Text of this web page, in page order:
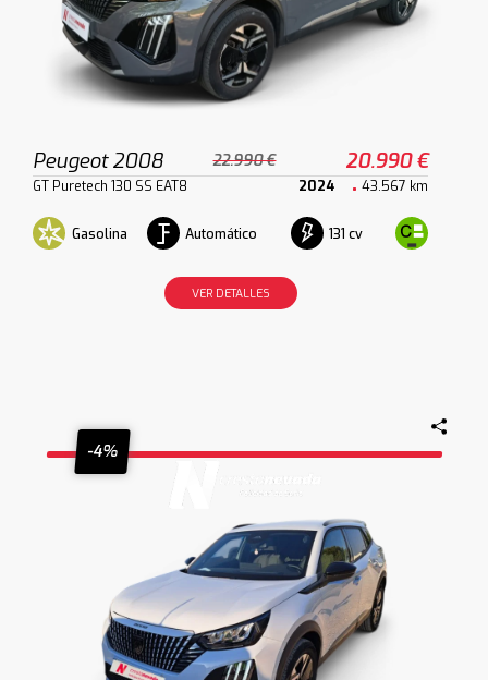
Peugeot 2008 22.990 € 20.990 €
GT Puretech 130 SS EAT8 2024 43.567 km
Gasolina Automático 131 cv
VER DETALLES
-4%